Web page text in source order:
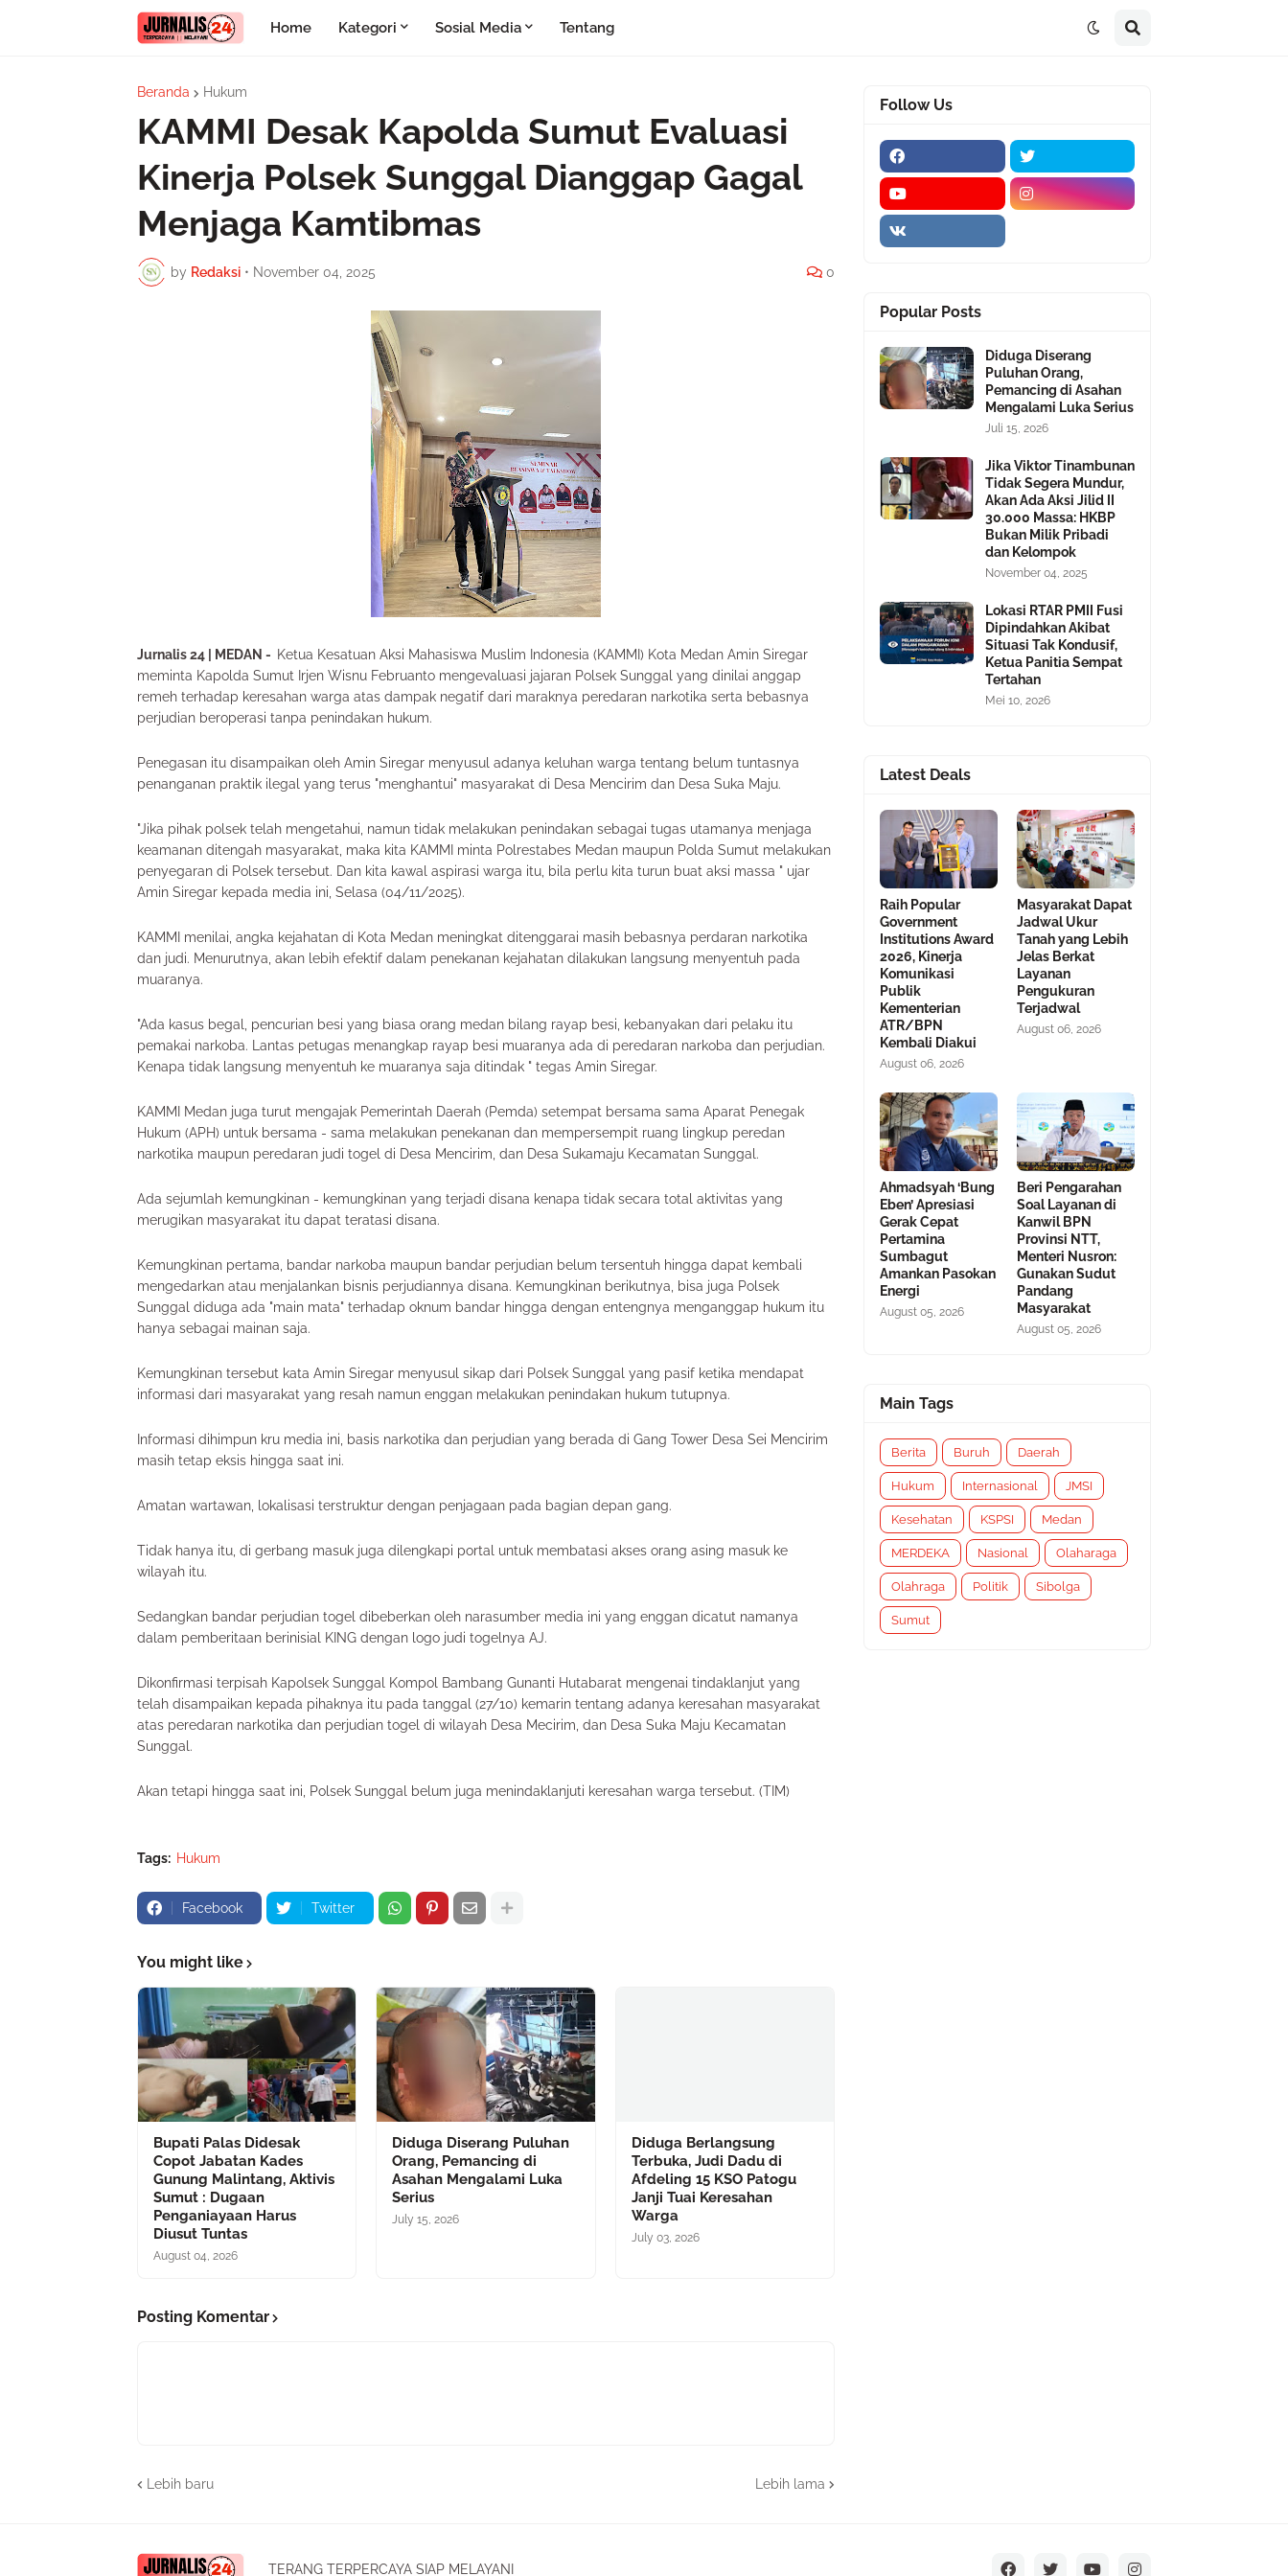
Home Kategori Sosial Media Tentang
Beranda Hukum
KAMMI Desak Kapolda Sumut Evaluasi
Kinerja Polsek Sunggal Dianggap Gagal
Menjaga Kamtibmas
by Redaksi • November 04, 2025 0
Jurnalis 24 | MEDAN - Ketua Kesatuan Aksi Mahasiswa Muslim Indonesia (KAMMI) Kota Medan Amin Siregar
meminta Kapolda Sumut Irjen Wisnu Februanto mengevaluasi jajaran Polsek Sunggal yang dinilai anggap
remeh terhadap keresahan warga atas dampak negatif dari maraknya peredaran narkotika serta bebasnya
perjudian beroperasi tanpa penindakan hukum.
Penegasan itu disampaikan oleh Amin Siregar menyusul adanya keluhan warga tentang belum tuntasnya
penanganan praktik ilegal yang terus "menghantui" masyarakat di Desa Mencirim dan Desa Suka Maju.
"Jika pihak polsek telah mengetahui, namun tidak melakukan penindakan sebagai tugas utamanya menjaga
keamanan ditengah masyarakat, maka kita KAMMI minta Polrestabes Medan maupun Polda Sumut melakukan
penyegaran di Polsek tersebut. Dan kita kawal aspirasi warga itu, bila perlu kita turun buat aksi massa " ujar
Amin Siregar kepada media ini, Selasa (04/11/2025).
KAMMI menilai, angka kejahatan di Kota Medan meningkat ditenggarai masih bebasnya perdaran narkotika
dan judi. Menurutnya, akan lebih efektif dalam penekanan kejahatan dilakukan langsung menyentuh pada
muaranya.
"Ada kasus begal, pencurian besi yang biasa orang medan bilang rayap besi, kebanyakan dari pelaku itu
pemakai narkoba. Lantas petugas menangkap rayap besi muaranya ada di peredaran narkoba dan perjudian.
Kenapa tidak langsung menyentuh ke muaranya saja ditindak " tegas Amin Siregar.
KAMMI Medan juga turut mengajak Pemerintah Daerah (Pemda) setempat bersama sama Aparat Penegak
Hukum (APH) untuk bersama - sama melakukan penekanan dan mempersempit ruang lingkup peredan
narkotika maupun peredaran judi togel di Desa Mencirim, dan Desa Sukamaju Kecamatan Sunggal.
Ada sejumlah kemungkinan - kemungkinan yang terjadi disana kenapa tidak secara total aktivitas yang
merugikan masyarakat itu dapat teratasi disana.
Kemungkinan pertama, bandar narkoba maupun bandar perjudian belum tersentuh hingga dapat kembali
mengedarkan atau menjalankan bisnis perjudiannya disana. Kemungkinan berikutnya, bisa juga Polsek
Sunggal diduga ada "main mata" terhadap oknum bandar hingga dengan entengnya menganggap hukum itu
hanya sebagai mainan saja.
Kemungkinan tersebut kata Amin Siregar menyusul sikap dari Polsek Sunggal yang pasif ketika mendapat
informasi dari masyarakat yang resah namun enggan melakukan penindakan hukum tutupnya.
Informasi dihimpun kru media ini, basis narkotika dan perjudian yang berada di Gang Tower Desa Sei Mencirim
masih tetap eksis hingga saat ini.
Amatan wartawan, lokalisasi terstruktur dengan penjagaan pada bagian depan gang.
Tidak hanya itu, di gerbang masuk juga dilengkapi portal untuk membatasi akses orang asing masuk ke
wilayah itu.
Sedangkan bandar perjudian togel dibeberkan oleh narasumber media ini yang enggan dicatut namanya
dalam pemberitaan berinisial KING dengan logo judi togelnya AJ.
Dikonfirmasi terpisah Kapolsek Sunggal Kompol Bambang Gunanti Hutabarat mengenai tindaklanjut yang
telah disampaikan kepada pihaknya itu pada tanggal (27/10) kemarin tentang adanya keresahan masyarakat
atas peredaran narkotika dan perjudian togel di wilayah Desa Mecirim, dan Desa Suka Maju Kecamatan
Sunggal.
Akan tetapi hingga saat ini, Polsek Sunggal belum juga menindaklanjuti keresahan warga tersebut. (TIM)
Tags: Hukum
Facebook Twitter
You might like
Bupati Palas Didesak
Copot Jabatan Kades
Gunung Malintang, Aktivis
Sumut : Dugaan
Penganiayaan Harus
Diusut Tuntas
August 04, 2026
Diduga Diserang Puluhan
Orang, Pemancing di
Asahan Mengalami Luka
Serius
July 15, 2026
Diduga Berlangsung
Terbuka, Judi Dadu di
Afdeling 15 KSO Patogu
Janji Tuai Keresahan
Warga
July 03, 2026
Posting Komentar
Lebih baru Lebih lama
Follow Us
Popular Posts
Diduga Diserang
Puluhan Orang,
Pemancing di Asahan
Mengalami Luka Serius
Juli 15, 2026
Jika Viktor Tinambunan
Tidak Segera Mundur,
Akan Ada Aksi Jilid II
30.000 Massa: HKBP
Bukan Milik Pribadi
dan Kelompok
November 04, 2025
Lokasi RTAR PMII Fusi
Dipindahkan Akibat
Situasi Tak Kondusif,
Ketua Panitia Sempat
Tertahan
Mei 10, 2026
Latest Deals
Raih Popular
Government
Institutions Award
2026, Kinerja
Komunikasi
Publik
Kementerian
ATR/BPN
Kembali Diakui
August 06, 2026
Masyarakat Dapat
Jadwal Ukur
Tanah yang Lebih
Jelas Berkat
Layanan
Pengukuran
Terjadwal
August 06, 2026
Ahmadsyah ‘Bung
Eben’ Apresiasi
Gerak Cepat
Pertamina
Sumbagut
Amankan Pasokan
Energi
August 05, 2026
Beri Pengarahan
Soal Layanan di
Kanwil BPN
Provinsi NTT,
Menteri Nusron:
Gunakan Sudut
Pandang
Masyarakat
August 05, 2026
Main Tags
Berita Buruh Daerah
Hukum Internasional JMSI
Kesehatan KSPSI Medan
MERDEKA Nasional Olaharaga
Olahraga Politik Sibolga
Sumut
TERANG TERPERCAYA SIAP MELAYANI